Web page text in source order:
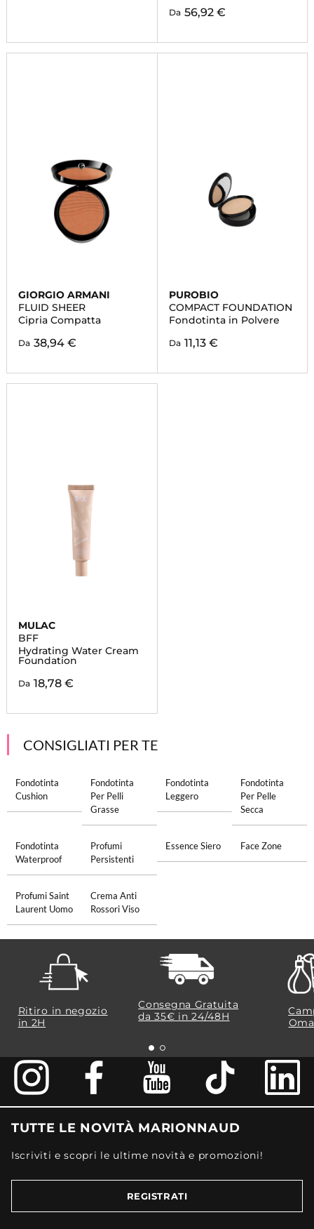
Da 56,92 €
GIORGIO ARMANI
FLUID SHEER
Cipria Compatta
Da 38,94 €
PUROBIO
COMPACT FOUNDATION
Fondotinta in Polvere
Da 11,13 €
MULAC
BFF
Hydrating Water Cream
Foundation
Da 18,78 €
CONSIGLIATI PER TE
Fondotinta
Cushion
Fondotinta
Per Pelli
Grasse
Fondotinta
Leggero
Fondotinta
Per Pelle
Secca
Fondotinta
Waterproof
Profumi
Persistenti
Essence Siero Face Zone
Profumi Saint
Laurent Uomo
Crema Anti
Rossori Viso
Ritiro in negozio
in 2H
Consegna Gratuita
da 35€​ in 24/48H
TUTTE LE NOVITÀ MARIONNAUD
Iscriviti e scopri le ultime novità e promozioni!
REGISTRATI